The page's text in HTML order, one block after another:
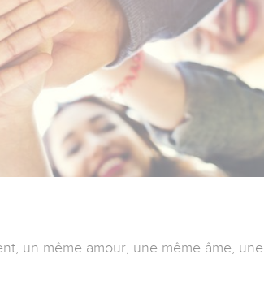
un même amour, une même âme, une